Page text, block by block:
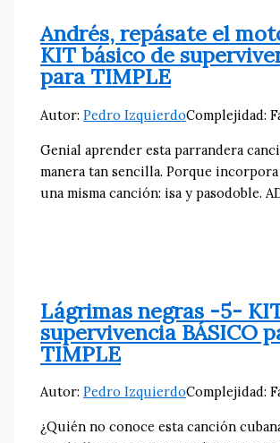
Andrés, repásate el
KIT básico de
para TIMPLE
Autor:Pedro IzquierdoComplejidad:
Genial aprender esta parrandera
manera tan sencilla. Porque
una misma canción: isa y pasodoble.
Lágrimas negras -5-
supervivencia BÁSICO
TIMPLE
Autor:Pedro IzquierdoComplejidad:
¿Quién no conoce esta canción